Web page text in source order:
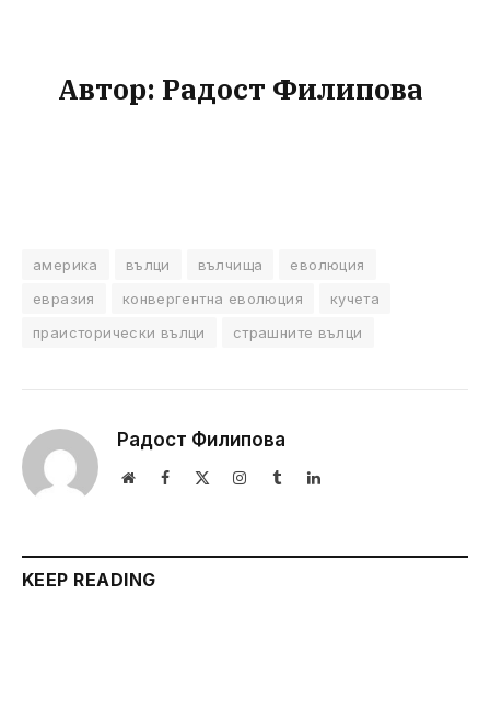
Автор: Радост Филипова
америка вълци вълчища
еволюция
евразия
конвергентна еволюция
кучета
праисторически вълци
страшните вълци
Радост Филипова
WebsiteFacebook InstagramTumblrLinkedIn
KEEP READING